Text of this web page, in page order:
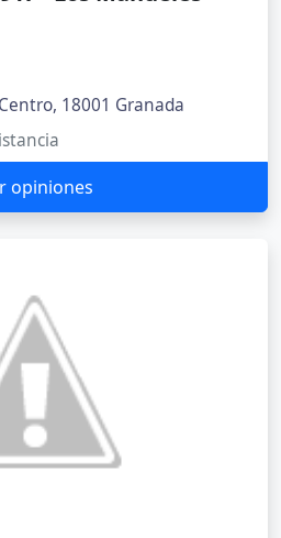
18001 Granada
opiniones